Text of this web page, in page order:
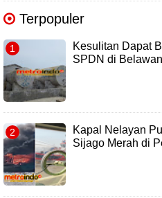
Terpopuler
Kesulitan Dapat
SPDN di
Kapal Nelayan
Sijago Merah di